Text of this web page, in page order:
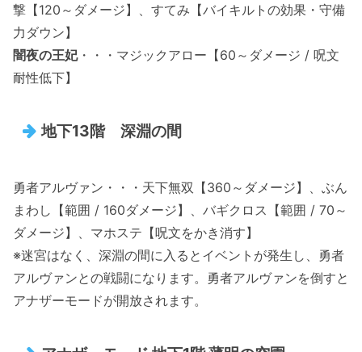
撃【120～ダメージ】、すてみ【バイキルトの効果・守備
力ダウン】
闇夜の王妃・・・マジックアロー【60～ダメージ / 呪文
耐性低下】
地下13階 深淵の間
勇者アルヴァン・・・天下無双【360～ダメージ】、ぶん
まわし【範囲 / 160ダメージ】、バギクロス【範囲 / 70～
ダメージ】、マホステ【呪文をかき消す】
※迷宮はなく、深淵の間に入るとイベントが発生し、勇者
アルヴァンとの戦闘になります。勇者アルヴァンを倒すと
アナザーモードが開放されます。